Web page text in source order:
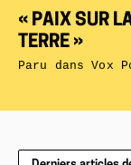
« PAIX SUR
TERRE »
Paru dansVox